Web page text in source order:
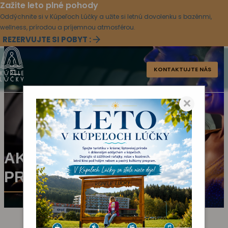
Zažite leto plné pohody
Oddýchnite si v Kúpeľoch Lúčky a užite si letnú dovolenku s bazénmi,
wellness, prírodou a príjemnou atmosférou.
REZERVUJTE SI POBYT :
×
KONTAKTUJTE NÁS
AKTUÁLNY KULTÚRNY
PROGRAM